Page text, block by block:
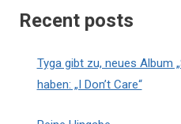
Recent posts
Tyga gibt zu, neues Album
haben: „I Don’t Care“